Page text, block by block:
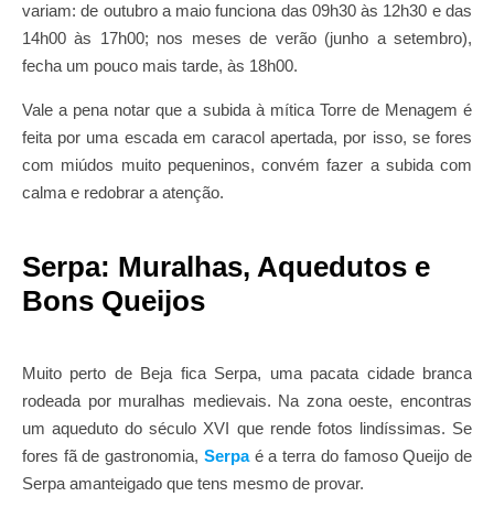
variam: de outubro a maio funciona das 09h30 às 12h30 e das
14h00 às 17h00; nos meses de verão (junho a setembro),
fecha um pouco mais tarde, às 18h00.
Vale a pena notar que a subida à mítica Torre de Menagem é
feita por uma escada em caracol apertada, por isso, se fores
com miúdos muito pequeninos, convém fazer a subida com
calma e redobrar a atenção.
Serpa: Muralhas, Aquedutos e
Bons Queijos
Muito perto de Beja fica Serpa, uma pacata cidade branca
rodeada por muralhas medievais. Na zona oeste, encontras
um aqueduto do século XVI que rende fotos lindíssimas. Se
fores fã de gastronomia, Serpaé a terra do famoso Queijo de
Serpa amanteigado que tens mesmo de provar.